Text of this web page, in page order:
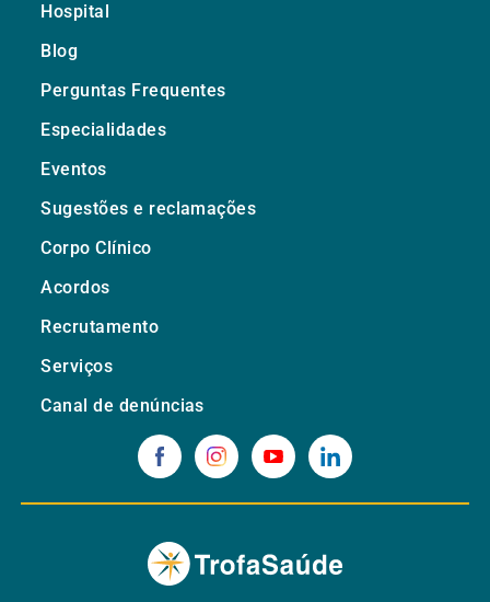
Hospital
Blog
Perguntas Frequentes
Especialidades
Eventos
Sugestões e reclamações
Corpo Clínico
Acordos
Recrutamento
Serviços
Canal de denúncias